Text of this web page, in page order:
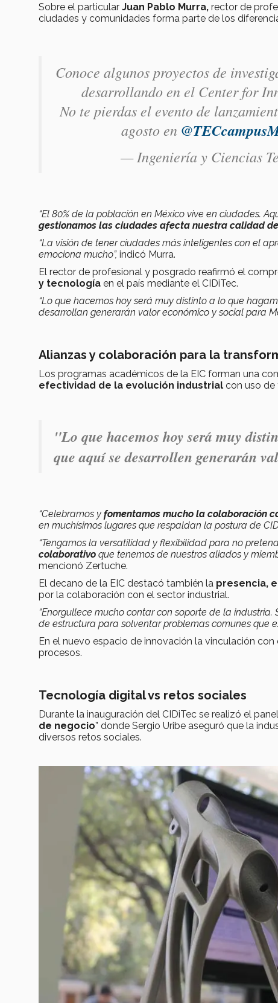
Sobre el particular Juan Pablo Murra, rector de
ciudades y comunidades forma parte de los
Conoce algunos proyectos de
desarrollando en el Center for
No te pierdas el evento de
agosto en
— Ingeniería y Ciencias
“El 80% de la población en México vive en ciudades.
gestionamos las ciudades afecta nuestra calidad de
“La visión de tener ciudades más inteligentes con el
emociona mucho”, indicó Murra.
El rector de profesional y posgrado reafirmó el
y tecnología en el país mediante el CIDiTec.
“Lo que hacemos hoy será muy distinto a lo que
desarrollan generarán valor económico y social para
Alianzas y colaboración para la
Los programas académicos de la EIC forman una
efectividad de la evolución industrial con uso de
"Lo que hacemos hoy será muy
que aquí se desarrollen generarán
“Celebramos y fomentamos mucho la colaboración
en muchísimos lugares que respaldan la postura de
“Tengamos la versatilidad y flexibilidad para no
colaborativo que tenemos de nuestros aliados y
mencionó Zertuche.
El decano de la EIC destacó también la presencia,
por la colaboración con el sector industrial.
“Enorgullece mucho contar con soporte de la
de estructura para solventar problemas comunes que
En el nuevo espacio de innovación la vinculación
procesos.
Tecnología digital vs retos sociales
Durante la inauguración del CIDiTec se realizó el panel
de negocio” donde Sergio Uribe aseguró que la
diversos retos sociales.